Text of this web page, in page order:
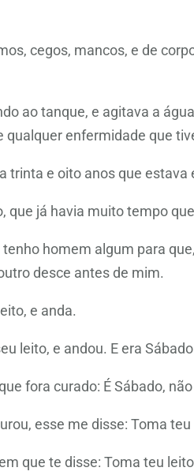
cegos, mancos, e de
ao tanque, e agitava a
qualquer enfermidade que
trinta e oito anos que estava
que já havia muito tempo
homem algum para
desce antes de mim.
e anda.
leito, e andou. E era
fora curado: É Sábado,
esse me disse: Toma teu
que te disse: Toma teu